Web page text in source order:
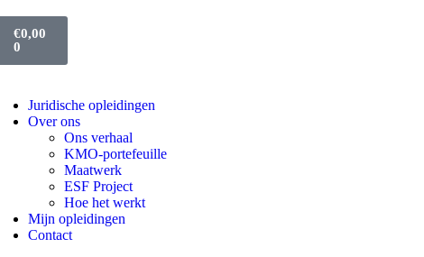
€0,00
0
Juridische opleidingen
Over ons
Ons verhaal
KMO-portefeuille
Maatwerk
ESF Project
Hoe het werkt
Mijn opleidingen
Contact